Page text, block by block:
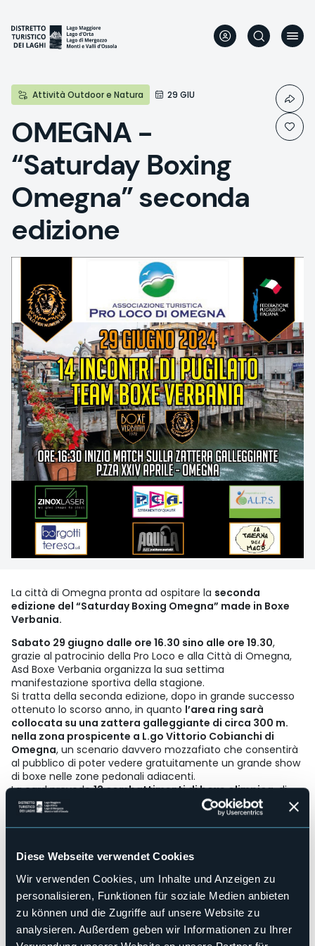
Diese Webseite verwendet Cookies
Wir verwenden Cookies, um Inhalte und Anzeigen zu
personalisieren, Funktionen für soziale Medien anbieten
zu können und die Zugriffe auf unsere Website zu
analysieren. Außerdem geben wir Informationen zu Ihrer
Inhalt
Attività Outdoor e Natura 29 GIU
OMEGNA -
“Saturday Boxing
Omegna” seconda
edizione
La città di Omegna pronta ad ospitare la seconda
edizione del “Saturday Boxing Omegna” made in Boxe
Verbania.
Sabato 29 giugno dalle ore 16.30 sino alle ore 19.30,
grazie al patrocinio della Pro Loco e alla Città di Omegna,
Asd Boxe Verbania organizza la sua settima
manifestazione sportiva della stagione.
Si tratta della seconda edizione, dopo in grande successo
ottenuto lo scorso anno, in quanto l’area ring sarà
collocata su una zattera galleggiante di circa 300 m.
nella zona prospicente a L.go Vittorio Cobianchi di
Omegna, un scenario davvero mozzafiato che consentirà
al pubblico di poter vedere gratuitamente un grande show
di boxe nelle zone pedonali adiacenti.
La card prevede13 combattimenti di boxe olimpica, di
cui ben 12 atleti della storica contro società Piemontesi e
Lombarde.
CIGALA Andrea Boxe Cantu
Tommaso Boxing Vitale
3. ISOTTA Eric Boxe Verbania 3x3 elite BAHNERAU
Andrei Rock Marciano
4. ELIA Francesco Valentino ROZZANO 3x2
junior FESTARI Daniele Francis